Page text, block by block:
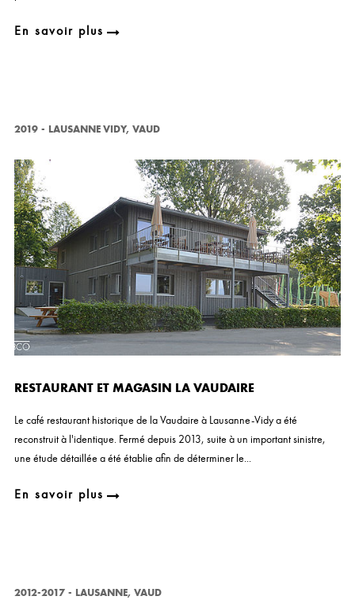
En savoir plus
2019 - LAUSANNE VIDY, VAUD
RESTAURANT ET MAGASIN LA VAUDAIRE
Le café restaurant historique de la Vaudaire à Lausanne-Vidy a été
reconstruit à l'identique. Fermé depuis 2013, suite à un important sinistre,
une étude détaillée a été établie afin de déterminer le...
En savoir plus
2012-2017 - LAUSANNE, VAUD